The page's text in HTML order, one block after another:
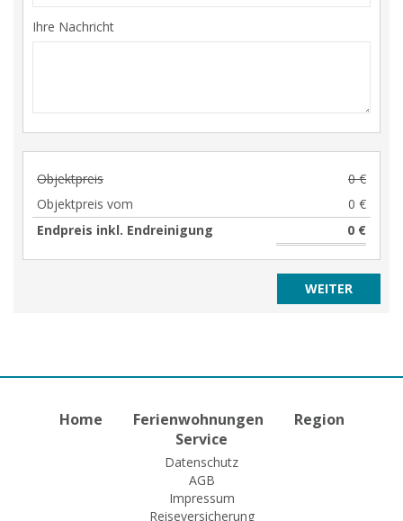
Ihre Nachricht
Objektpreis
0 €
Objektpreis vom
0 €
Endpreis inkl. Endreinigung
0 €
Home Ferienwohnungen
Region
Service
Datenschutz
AGB
Impressum
Reiseversicherung